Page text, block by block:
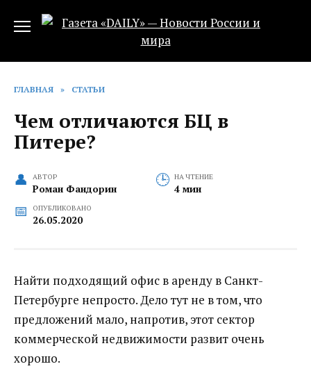
ГЛАВНАЯ » СТАТЬИ
Чем отличаются БЦ в
Питере?
АВТОР
Роман Фандорин
НА ЧТЕНИЕ
4 мин
ОПУБЛИКОВАНО
26.05.2020
Найти подходящий офис в аренду в Санкт-
Петербурге непросто. Дело тут не в том, что
предложений мало, напротив, этот сектор
коммерческой недвижимости развит очень
хорошо.